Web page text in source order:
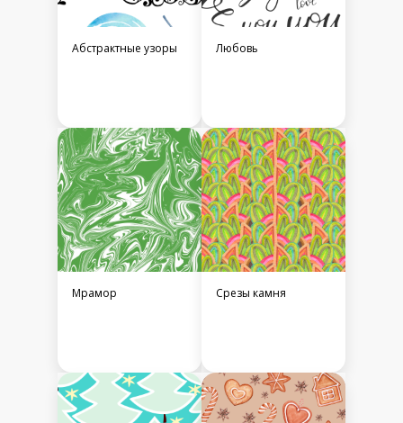
Абстрактные узоры Любовь
Мрамор Срезы камня